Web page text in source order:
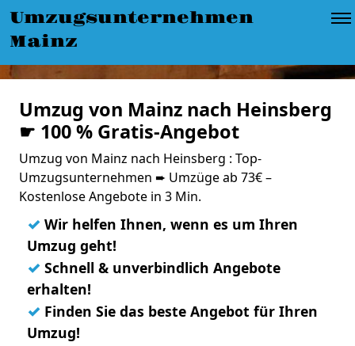
Umzugsunternehmen
Mainz
Umzug von Mainz nach Heinsberg
☛ 100 % Gratis-Angebot
Umzug von Mainz nach Heinsberg : Top-
Umzugsunternehmen ➨ Umzüge ab 73€ –
Kostenlose Angebote in 3 Min.
✓ Wir helfen Ihnen, wenn es um Ihren
Umzug geht!
✓ Schnell & unverbindlich Angebote
erhalten!
✓ Finden Sie das beste Angebot für Ihren
Umzug!